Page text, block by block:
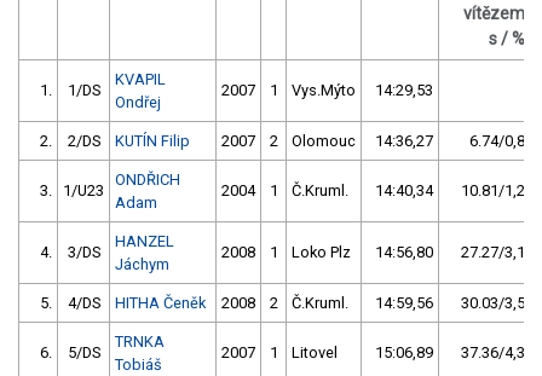
vítězem
s / %
1. 1/DS
KVAPIL
Ondřej
2007 1 Vys.Mýto 14:29,53
2. 2/DS KUTÍN Filip 2007 2 Olomouc 14:36,27 6.74/0,8
3. 1/U23
ONDŘICH
Adam
2004 1 Č.Kruml. 14:40,34 10.81/1,2
4. 3/DS
HANZEL
Jáchym
2008 1 Loko Plz 14:56,80 27.27/3,1
5. 4/DS HITHA Čeněk 2008 2 Č.Kruml. 14:59,56 30.03/3,5
6. 5/DS
TRNKA
Tobiáš
2007 1 Litovel 15:06,89 37.36/4,3